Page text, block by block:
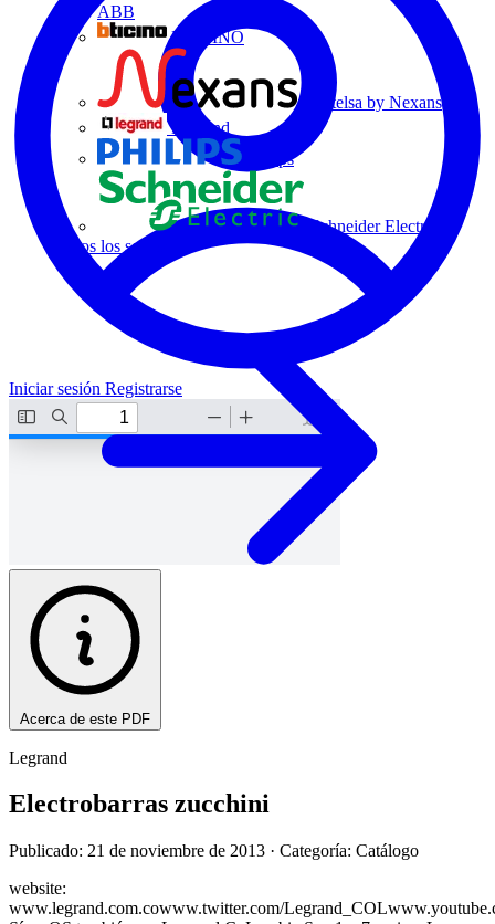
ABB
BTICINO
Centelsa by Nexans
Legrand
Philips
Schneider Electric
Todos los socios
Iniciar sesión Registrarse
Acerca de este PDF
Legrand
Electrobarras zucchini
Publicado: 21 de noviembre de 2013 · Categoría: Catálogo
website:
www.legrand.com.cowww.twitter.com/